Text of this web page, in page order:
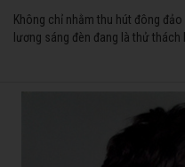
Không chỉ nhằm thu hút đông
lương sáng đèn đang là thử